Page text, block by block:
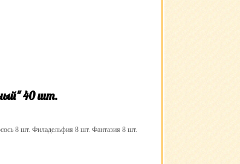
40 шт.
8 шт. Филадельфия 8 шт. Фантазия 8 шт.